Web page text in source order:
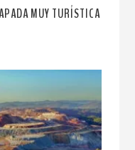
MUY TURÍSTICA